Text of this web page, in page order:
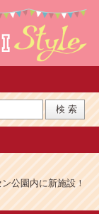
公園内に新施設！